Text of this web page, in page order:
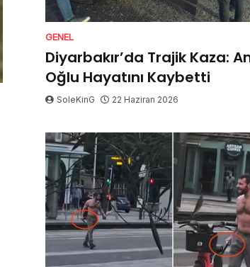
GENEL
Diyarbakır’da Trajik Kaza:
Oğlu Hayatını Kaybetti
SoleKinG 22 Haziran 2026